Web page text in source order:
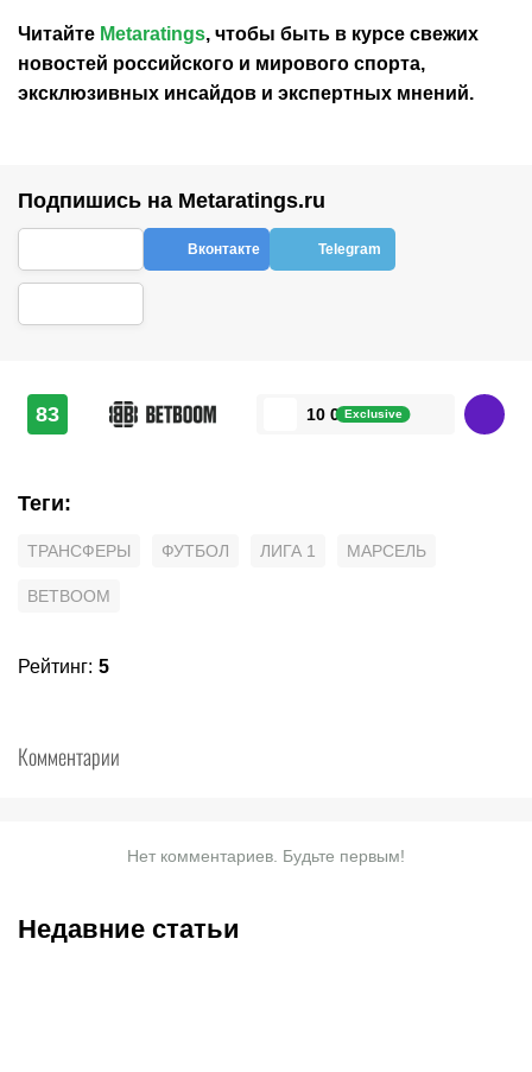
Читайте Metaratings, чтобы быть в курсе свежих
новостей российского и мирового спорта,
эксклюзивных инсайдов и экспертных мнений.
Подпишись на Metaratings.ru
Вконтакте Telegram
83 10 000 ₽Exclusive
Теги:
ТРАНСФЕРЫ ФУТБОЛ ЛИГА 1 МАРСЕЛЬ
BETBOOM
Рейтинг: 5
Комментарии
Нет комментариев. Будьте первым!
Недавние статьи